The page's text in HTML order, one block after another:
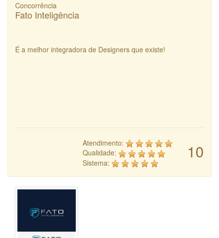
Concorrência
Fato Inteligência
É a melhor integradora de Designers que existe!
10
Atendimento:
Qualidade:
Sistema: